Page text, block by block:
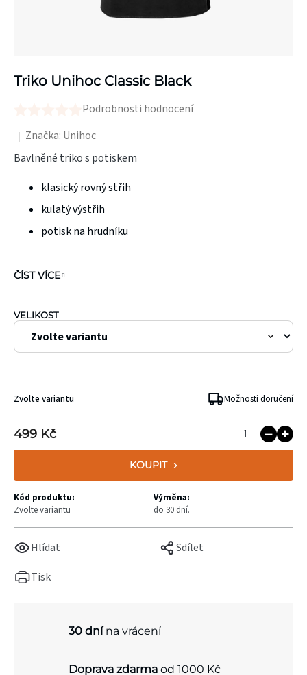
Triko Unihoc Classic Black
hodnocení
produktu
Podrobnosti hodnocení
Značka: Unihoc
VELIKOST
Bavlněné triko s potiskem
klasický rovný střih
kulatý výstřih
potisk na hrudníku
ČÍST VÍCE
Tisk
Hlídat Sdílet
499 Kč
KOUPIT
Zvolte variantu Možnosti doručení
Kód produktu:
Zvolte variantu
Výměna:
do 30 dní.
30 dnína vrácení
Doprava zdarma od 1000 Kč